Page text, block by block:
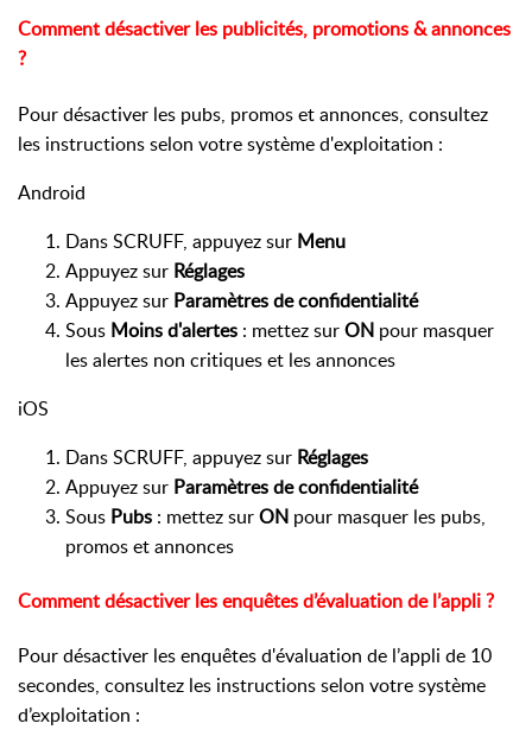
Comment désactiver les publicités, promotions & annonces
?
Pour désactiver les pubs, promos et annonces, consultez
les instructions selon votre système d'exploitation :
Android
Dans SCRUFF, appuyez sur Menu
Appuyez sur Réglages
Appuyez sur Paramètres de confidentialité
Sous Moins d'alertes : mettez surON pour masquer
les alertes non critiques et les annonces
iOS
Dans SCRUFF, appuyez sur Réglages
Appuyez sur Paramètres de confidentialité
Sous Pubs : mettez surON pour masquer les pubs,
promos et annonces
Comment désactiver les enquêtes d’évaluation de l’appli ?
Pour désactiver les enquêtes d'évaluation de l’appli de 10
secondes, consultez les instructions selon votre système
d’exploitation :